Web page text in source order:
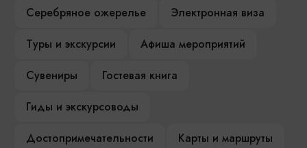
Серебряное ожерелье
Электронная виза
Туры и экскурсии
Афиша мероприятий
Сувениры
Гостевая книга
Гиды и экскурсоводы
Достопримечательности
Карты и маршруты